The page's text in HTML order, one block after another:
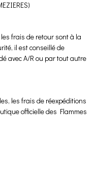
frais de retour sont à la
il est conseillé de
avec A/R ou par tout autre
les frais de réexpéditions
officielle des Flammes